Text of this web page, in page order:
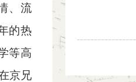
、流
的热
等高
京兄